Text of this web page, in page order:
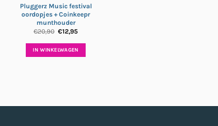
Pluggerz Music festival
oordopjes + Coinkeepr
munthouder
€20,90 Oorspronkelijke
was:
€20,90.
€12,95Huidige
is:
€12,95.
IN WINKELWAGEN